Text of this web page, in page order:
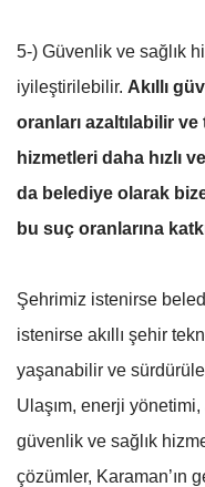
5-) Güvenlik ve sağlık
iyileştirilebilir. Akıllı
oranları azaltılabilir
hizmetleri daha hızlı
da belediye olarak
bu suç oranlarına
Şehrimiz istenirse
istenirse akıllı şehir
yaşanabilir ve
Ulaşım, enerji
güvenlik ve sağlık
çözümler, Karaman’ın